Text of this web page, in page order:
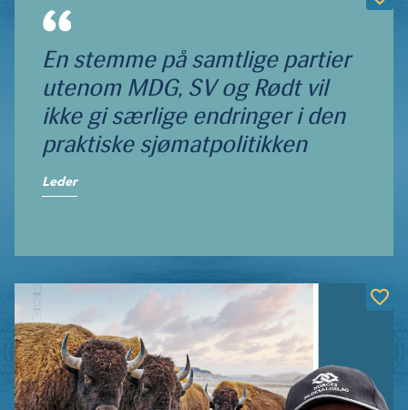
En stemme på samtlige partier
utenom MDG, SV og Rødt vil
ikke gi særlige endringer i den
praktiske sjømatpolitik­ken
Leder